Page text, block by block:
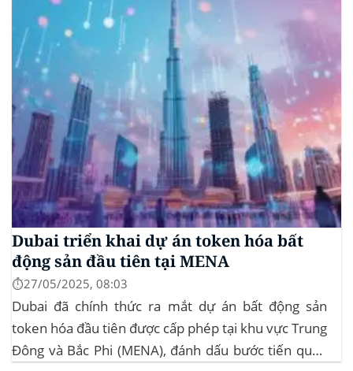
Dubai triển khai dự án token hóa bất
động sản đầu tiên tại MENA
⏱️27/05/2025, 08:03
Dubai đã chính thức ra mắt dự án bất động sản
token hóa đầu tiên được cấp phép tại khu vực Trung
Đông và Bắc Phi (MENA), đánh dấu bước tiến quan